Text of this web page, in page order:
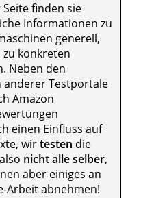
finden sie
Informationen zu
generell,
konkreten
Neben den
anderer Testportale
Amazon
einen Einfluss auf
wirtesten die
nicht alle selber,
aber einiges an
Arbeit abnehmen!